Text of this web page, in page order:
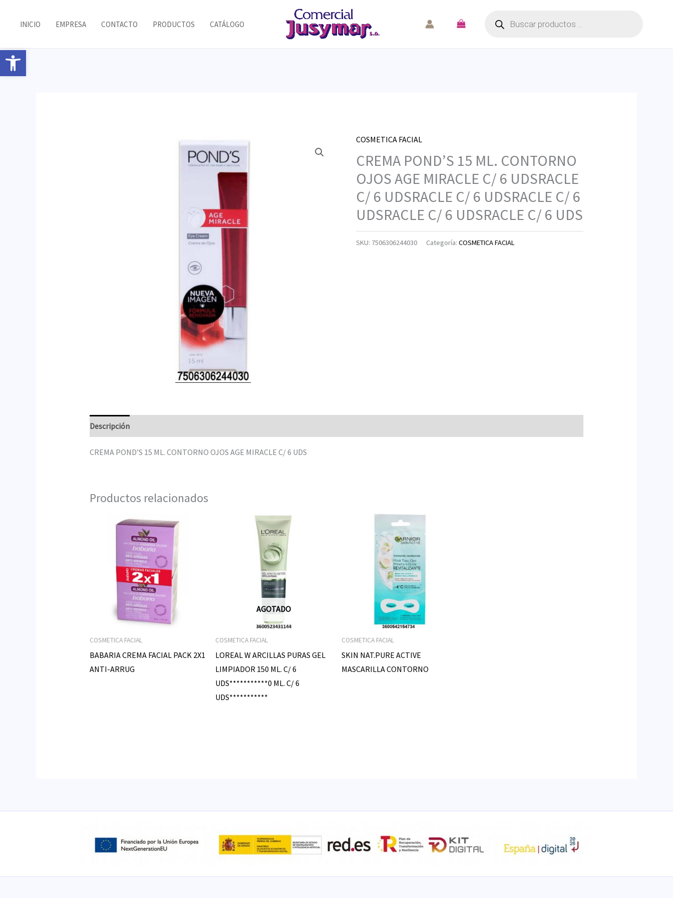
Abrir barra de herramientas
INICIO EMPRESA CONTACTO PRODUCTOS CATÁLOGO
productos
COSMETICA FACIAL
CREMA POND’S 15 ML. CONTORNO
OJOS AGE MIRACLE C/ 6 UDSRACLE
C/ 6 UDSRACLE C/ 6 UDSRACLE C/ 6
UDSRACLE C/ 6 UDSRACLE C/ 6 UDS
SKU: 7506306244030 Categoría:COSMETICA FACIAL
Descripción
CREMA POND’S 15 ML. CONTORNO OJOS AGE MIRACLE C/ 6 UDS
Productos relacionados
COSMETICA FACIAL
BABARIA CREMA FACIAL PACK 2X1
ANTI-ARRUG
AGOTADO
COSMETICA FACIAL
LOREAL W ARCILLAS PURAS GEL
LIMPIADOR 150 ML. C/ 6
UDS***********0 ML. C/ 6
UDS***********
COSMETICA FACIAL
SKIN NAT.PURE ACTIVE
MASCARILLA CONTORNO